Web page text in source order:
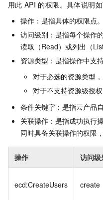
用此 API 的权限。具体说明如
操作：是指具体的权限点。
访问级别：是指每个操作
读取（Read）或列出（List
资源类型：是指操作中支
对于必选的资源类型
对于不支持资源级授
条件关键字：是指云产品
关联操作：是指成功执行
同时具备关联操作的权限
操作 访问级
ecd:CreateUsers create